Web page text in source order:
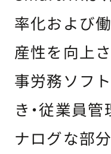
率化および
産性を向上
事労務ソフ
き・従業員
ナログな部